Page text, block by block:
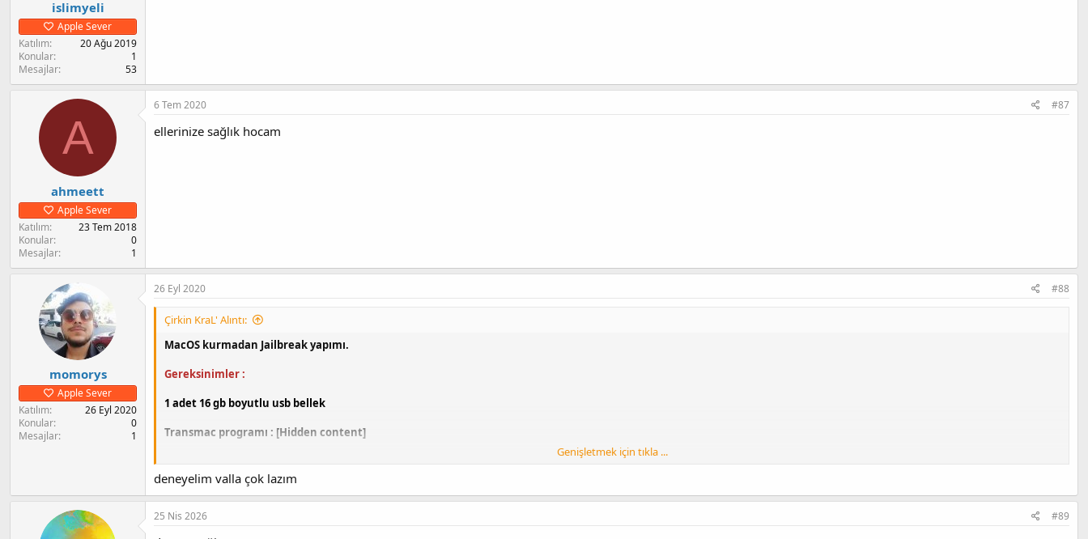
islimyeli
Apple Sever
Katılım
20 Ağu 2019
Konular
1
Mesajlar
53
A
ahmeett
Apple Sever
Katılım
23 Tem 2018
Konular
0
Mesajlar
1
6 Tem 2020 #87
ellerinize sağlık hocam
momorys
Apple Sever
Katılım
26 Eyl 2020
Konular
0
Mesajlar
1
26 Eyl 2020 #88
Çirkin KraL' Alıntı:
MacOS kurmadan Jailbreak yapımı.
Gereksinimler :
1 adet 16 gb boyutlu usb bellek
Transmac programı : [Hidden content]
Checkra1n DMG:
Some Frameworks and Dylibs :
Genişletmek için tıkla ...
deneyelim valla çok lazım
25 Nis 2026 #89